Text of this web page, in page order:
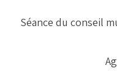
Séance du conseil